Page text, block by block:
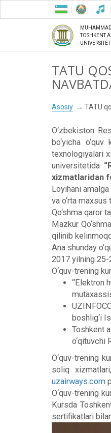
TOSHKENT
UNIVERSITETI
TATU
Asosiy TATU
O‘zbekiston
bo‘yicha
texnologiyalari
universitetida
xizmatlaridan
Loyihani
va o‘rta
Qo‘shma qaror
Mazkur
qilinib
Ana shunday
2017 yilning 25-
O‘quv-trening
“Elektron
boshlig‘i
Toshkent
o‘qituvchi
O‘quv-trening
soliq
uzairways.com
O‘quv-trening
Kursda
sertifikatlari